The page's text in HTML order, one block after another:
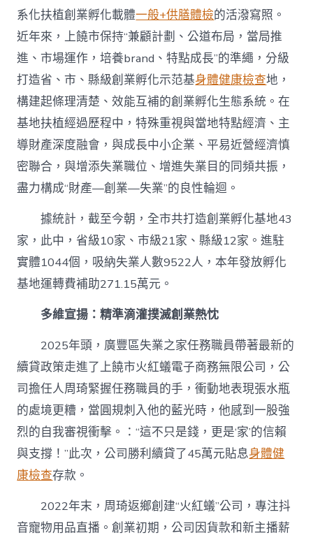
系化扶植創業孵化載體一般+供膳體檢的活潑寫照。
近年來，上饒市保持“兼顧計劃、公道布局，當局推
進、市場運作，培養brand、特點成長”的準繩，分級
打造省、市、縣級創業孵化示范基身體健康檢查地，
構建起條理清楚、效能互補的創業孵化生態系統。在
基地扶植經過歷程中，特殊重視與當地特點經濟、主
導財產深度融會，與成長中小企業、平易近營經濟慎
密聯合，與增添失業職位、增進失業目的同頻共振，
盡力構成“財產—創業—失業”的良性輪迴。
據統計，截至今朝，全市共打造創業孵化基地43
家，此中，省級10家、市級21家、縣級12家。進駐
實體1044個，吸納失業人數9522人，本年發放孵化
基地運轉費補助271.15萬元。
多維宣揚：精準滴灌撲滅創業熱忱
2025年頭，廣豐區失業之家任務職員帶著最新的
續貸政策走進了上饒市火紅蟻電子商務無限公司，公
司擔任人周琦緊握任務職員的手，衝動地表現張水瓶
的處境更糟，當圓規刺入他的藍光時，他感到一股強
烈的自我審視衝擊。：“這不只是錢，更是‘家’的信賴
與支撐！”此次，公司勝利續貸了45萬元貼息身體健
康檢查存款。
2022年末，周琦返鄉創建“火紅蟻”公司，專注抖
音寵物用品直播。創業初期，公司因貨款和新主播薪